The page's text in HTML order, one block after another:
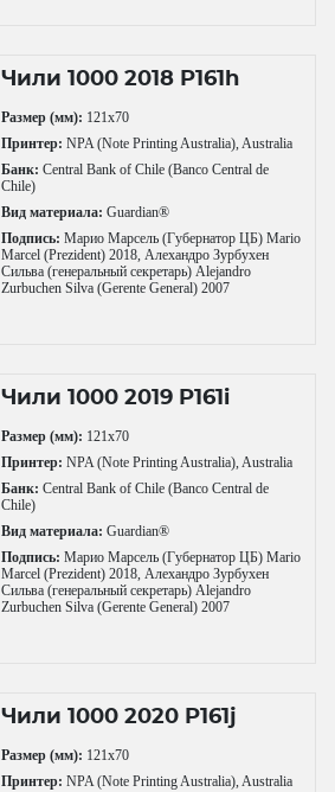
Чили 1000 2018 P161h
Размер (мм): 121x70
Принтер: NPA (Note Printing Australia), Australia
Банк: Central Bank of Chile (Banco Central de
Chile)
Вид материала: Guardian®
Подпись: Марио Марсель (Губернатор ЦБ) Mario
Marcel (Prezident) 2018, Алехандро Зурбухен
Сильва (генеральный секретарь) Alejandro
Zurbuchen Silva (Gerente General) 2007
Чили 1000 2019 P161i
Размер (мм): 121x70
Принтер: NPA (Note Printing Australia), Australia
Банк: Central Bank of Chile (Banco Central de
Chile)
Вид материала: Guardian®
Подпись: Марио Марсель (Губернатор ЦБ) Mario
Marcel (Prezident) 2018, Алехандро Зурбухен
Сильва (генеральный секретарь) Alejandro
Zurbuchen Silva (Gerente General) 2007
Чили 1000 2020 P161j
Размер (мм): 121x70
Принтер: NPA (Note Printing Australia), Australia